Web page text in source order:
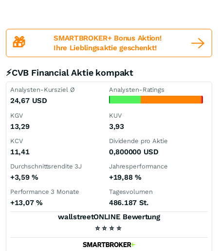
🎁
SMARTBROKER+ Bonus Aktion!
Ihre Lieblingsaktie geschenkt!
⚡CVB Financial Aktie kompakt
Analysten-Kursziel Ø
24,67 USD
Analysten-Ratings
KGV
13,29
KUV
3,93
KCV
11,41
Dividende pro Aktie
0,800000 USD
Durchschnittsrendite 3J
+3,59%
Jahresperformance
+19,88 %
Performance 3 Monate
+13,07 %
Tagesvolumen
486.187 St.
wallstreetONLINE Bewertung
⭐ ⭐ ⭐ ⭐